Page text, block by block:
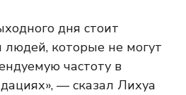
дня стоит
людей, которые не могут
частоту в
— сказал Лихуа